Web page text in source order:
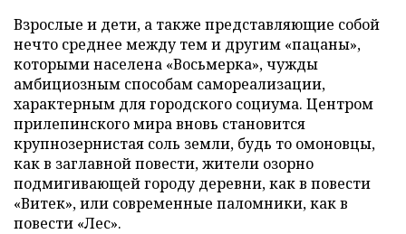
Взрослые и дети, а также представляющие собой
нечто среднее между тем и другим «пацаны»,
которыми населена «Восьмерка», чужды
амбициозным способам самореализации,
характерным для городского социума. Центром
прилепинского мира вновь становится
крупнозернистая соль земли, будь то омоновцы,
как в заглавной повести, жители озорно
подмигивающей городу деревни, как в повести
«Витек», или современные паломники, как в
повести «Лес».